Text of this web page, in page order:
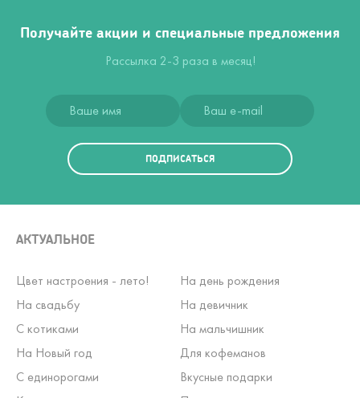
Получайте акции и специальные предложения
Рассылка 2-3 раза в месяц!
ПОДПИСАТЬСЯ
АКТУАЛЬНОЕ
Цвет настроения - лето!
На день рождения
На свадьбу
На девичник
С котиками
На мальчишник
На Новый год
Для кофеманов
С единорогами
Вкусные подарки